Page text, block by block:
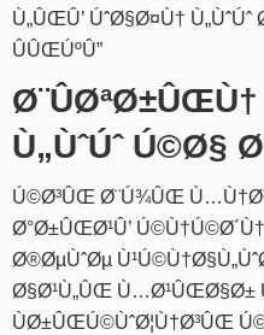
Ù„ÛŒÛ’ ÚˆØ§Ø¤Ù†
ÛÛŒÚºÛ”
Ù„ÙˆÚˆ Ú©Ø§
Ú©Ø³ÛŒ Ø¨Ú¾ÛŒ
Ø°Ø±ÛŒØ¹Û’
Ø®ØµÙˆØµ
Ø§Ø¹Ù„ÛŒ Ù…Ø¹ÛŒØ§Ø±
ÙØ±ÛŒÚ©ÙˆØ¦Ù†Ø³ÛŒ